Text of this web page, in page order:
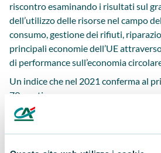
riscontro esaminando i risultati sul
dell’utilizzo delle risorse nel campo
consumo, gestione dei rifiuti,
principali economie dell’UE
di performance sull’economia
Un indice che nel 2021 conferma al
79 punti.